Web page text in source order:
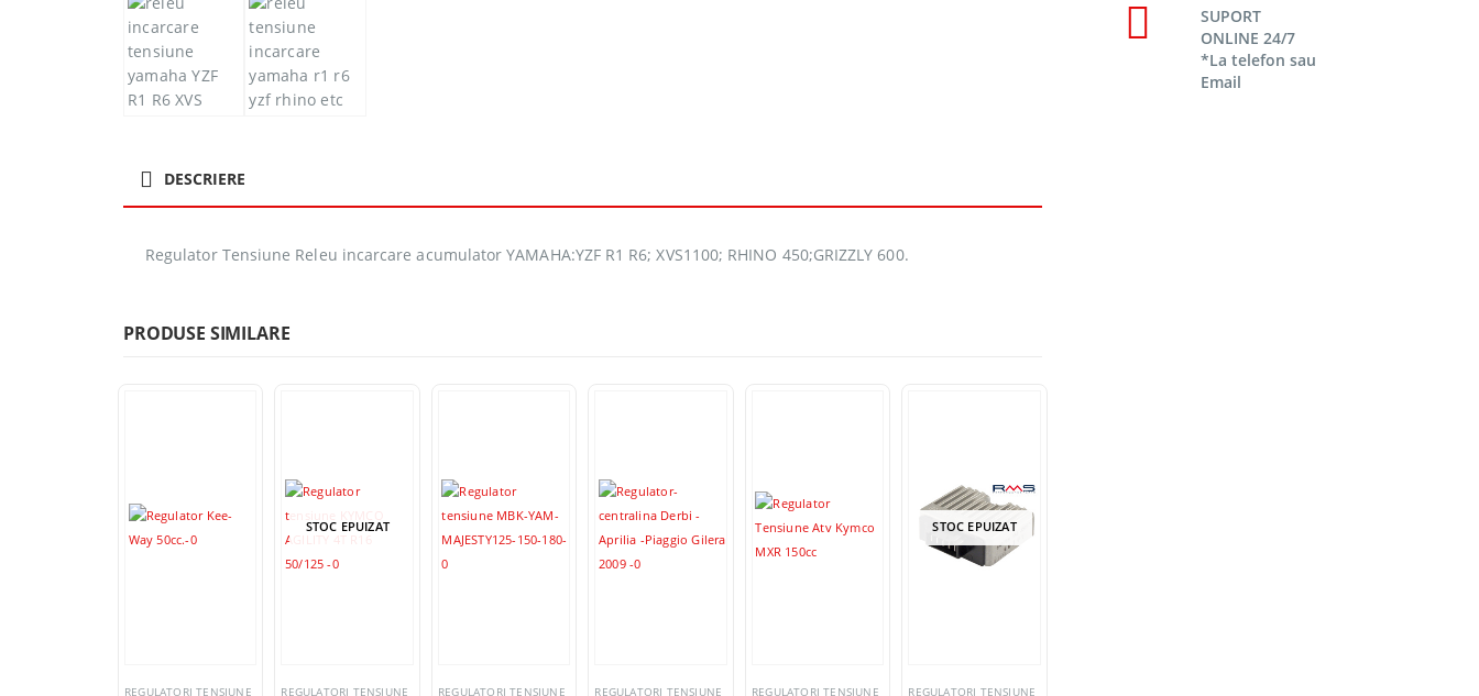
DESCRIERE
Regulator Tensiune Releu incarcare acumulator YAMAHA:YZF R1 R6; XVS1100; RHINO 450;GRIZZLY 600.
PRODUSE SIMILARE
REGULATORI TENSIUNE
STOC EPUIZAT
REGULATORI TENSIUNE REGULATORI TENSIUNE REGULATORI TENSIUNE REGULATORI TENSIUNE
STOC EPUIZAT
REGULATORI TENSIUNE
SUPORT
ONLINE 24/7
*La telefon sau
Email